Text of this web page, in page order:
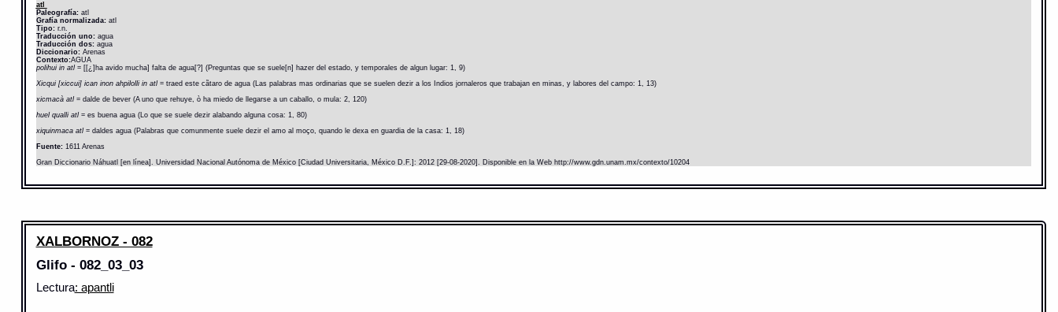
atl
Paleografía:atl
Grafía normalizada:atl
Tipo:r.n.
Traducción uno:agua
Traducción dos:agua
Diccionario: Arenas
Contexto:AGUA
polihui in atl = [[¿]ha avido mucha] falta de agua[?] (Preguntas que se suele[n] hazer del estado, y temporales de algun lugar: 1, 9)
Xicqui [xiccui] ican inon ahpilolli in atl = traed este cãtaro de agua (Las palabras mas ordinarias que se suelen dezir a los Indios jornaleros que trabajan en minas, y labores del campo: 1, 13)
xicmacà atl = dalde de bever (A uno que rehuye, ò ha miedo de llegarse a un caballo, o mula: 2, 120)
huel qualli atl = es buena agua (Lo que se suele dezir alabando alguna cosa: 1, 80)
xiquinmaca atl = daldes agua (Palabras que comunmente suele dezir el amo al moço, quando le dexa en guardia de la casa: 1, 18)
Fuente:1611 Arenas
Gran Diccionario Náhuatl [en línea]. Universidad Nacional Autónoma de México [Ciudad Universitaria, México D.F.]: 2012 [29-08-2020]. Disponible en la Web http://www.gdn.unam.mx/contexto/10204
XALBORNOZ - 082
Glifo - 082_03_03
Lectura: apantli